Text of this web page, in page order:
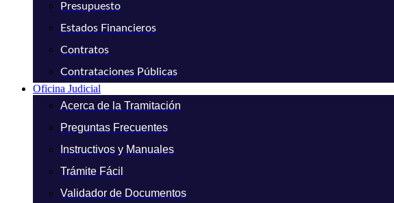
Presupuesto
Estados Financieros
Contratos
Contrataciones Públicas
Oficina Judicial
Acerca de la Tramitación
Preguntas Frecuentes
Instructivos y Manuales
Trámite Fácil
Validador de Documentos